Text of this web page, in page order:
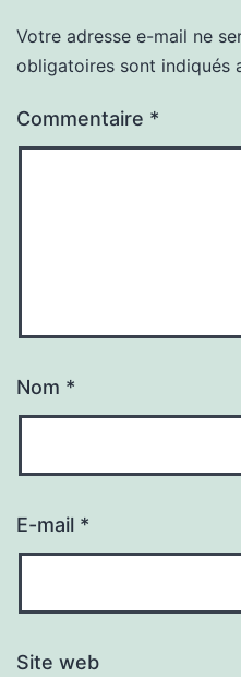
Votre adresse e-mail ne
obligatoires sont indiqués
Commentaire *
Nom *
E-mail *
Site web